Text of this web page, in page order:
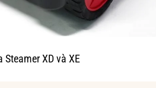
Steamer XD và XE